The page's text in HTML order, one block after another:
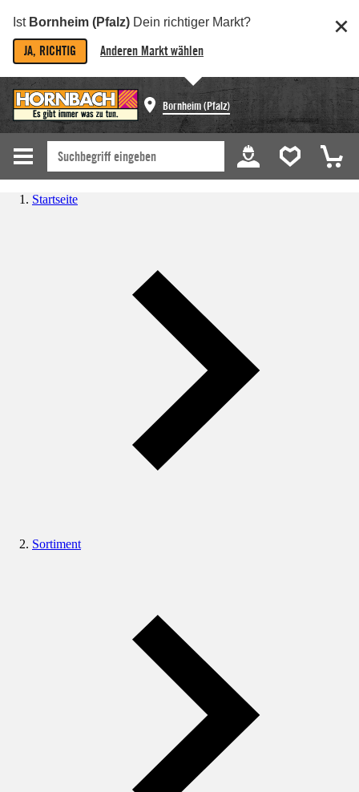
Ist Bornheim (Pfalz) Dein richtiger Markt?
JA, RICHTIG Anderen Markt wählen
Bornheim (Pfalz)
Startseite
Sortiment